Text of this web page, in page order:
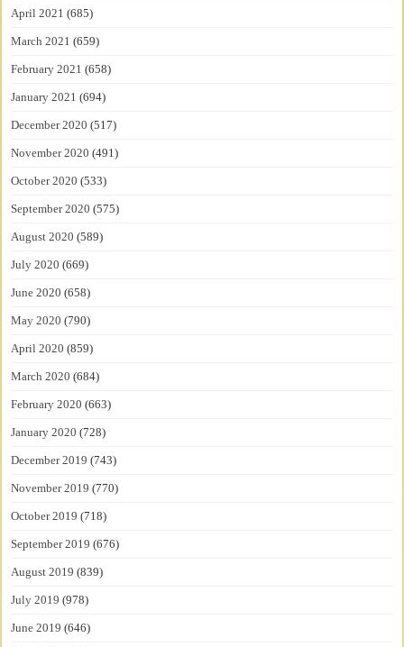
April 2021 (685)
March 2021 (659)
February 2021 (658)
January 2021 (694)
December 2020 (517)
November 2020 (491)
October 2020 (533)
September 2020 (575)
August 2020 (589)
July 2020 (669)
June 2020 (658)
May 2020 (790)
April 2020 (859)
March 2020 (684)
February 2020 (663)
January 2020 (728)
December 2019 (743)
November 2019 (770)
October 2019 (718)
September 2019 (676)
August 2019 (839)
July 2019 (978)
June 2019 (646)